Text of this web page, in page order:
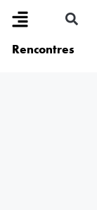
Rencontres